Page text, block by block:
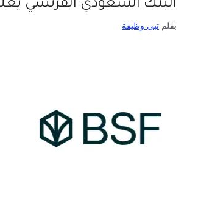
البنك السعودي الفرنسي
بقلم تبي وظيفة